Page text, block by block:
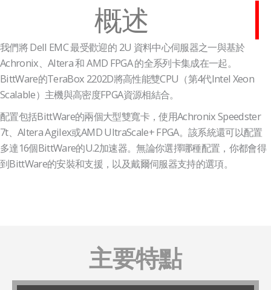
概述
我們將 Dell EMC 最受歡迎的 2U 資料中心伺服器之一與基於
Achronix、Altera 和 AMD FPGA 的全系列卡集成在一起。
BittWare的TeraBox 2202D將高性能雙CPU（第4代Intel Xeon
Scalable）主機與高密度FPGA資源相結合。
配置包括BittWare的兩個大型雙寬卡，使用Achronix Speedster
7t、Altera Agilex或AMD UltraScale+ FPGA。該系統還可以配置
多達16個BittWare的U.2加速器。無論你選擇哪種配置，你都會得
到BittWare的安裝和支援，以及戴爾伺服器支持的選項。
主要特點